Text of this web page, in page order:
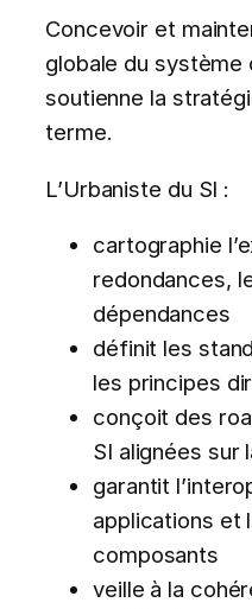
Concevoir et
globale du système
soutienne la
terme.
L’Urbaniste du SI :
cartographie
redondances,
dépendances
définit les
les principes
conçoit des
SI alignées sur
garantit
applications et
composants
veille à la